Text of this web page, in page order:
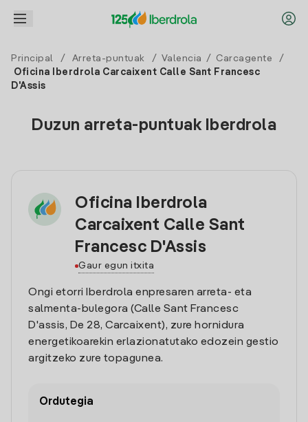
Principal / Arreta-puntuak / Valencia / Carcagente
/
Oficina Iberdrola Carcaixent Calle Sant Francesc
D'Assis
Duzun arreta-puntuak Iberdrola
Oficina Iberdrola
Carcaixent Calle Sant
Francesc D'Assis
Gaur egun itxita
Ongi etorri Iberdrola enpresaren arreta- eta
salmenta-bulegora (Calle Sant Francesc
D'assis, De 28, Carcaixent), zure hornidura
energetikoarekin erlazionatutako edozein gestio
argitzeko zure topagunea.
Ordutegia